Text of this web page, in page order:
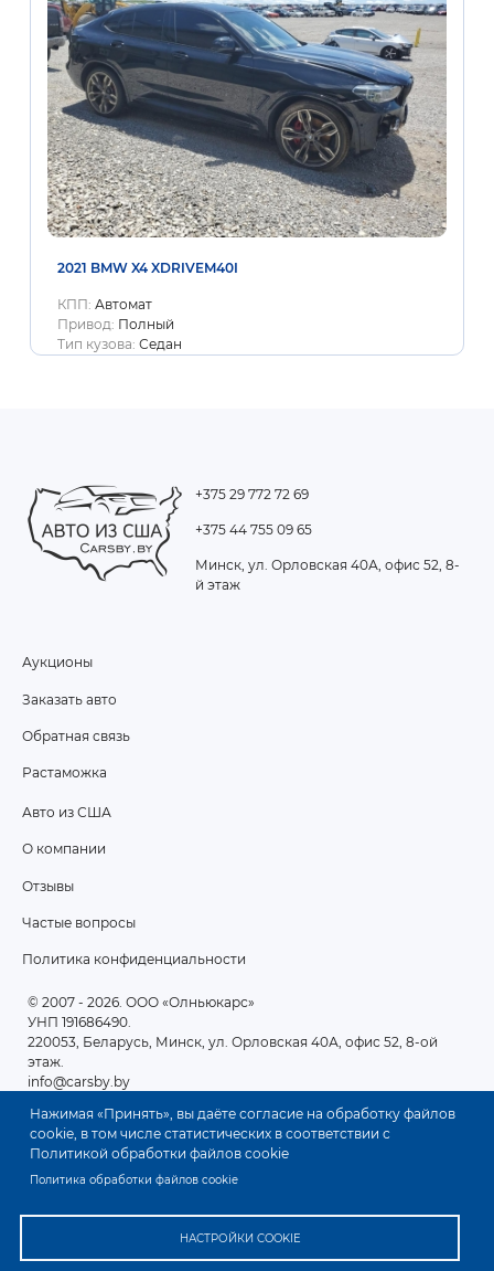
2021 BMW X4 XDRIVEM40I
КПП: Автомат
Привод: Полный
Тип кузова: Седан
Нажимая «Принять», вы даёте согласие на обработку файлов
cookie, в том числе статистических в соответствии с
Политикой обработки файлов cookie
Политика обработки файлов cookie
НАСТРОЙКИ COOKIE
+375 29 772 72 69
+375 44 755 09 65
Минск, ул. Орловская 40А, офис 52, 8-
й этаж
MENU
Аукционы
Заказать авто
Обратная связь
Растаможка
Авто из США
О компании
Отзывы
Частые вопросы
Политика конфиденциальности
© 2007 - 2026 . ООО «Олньюкарс»
УНП 191686490.
220053, Беларусь, Минск, ул. Орловская 40А, офис 52, 8-ой
этаж.
info@carsby.by